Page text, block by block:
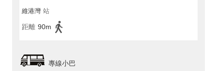
維港灣 站
距離 90m
專線小巴